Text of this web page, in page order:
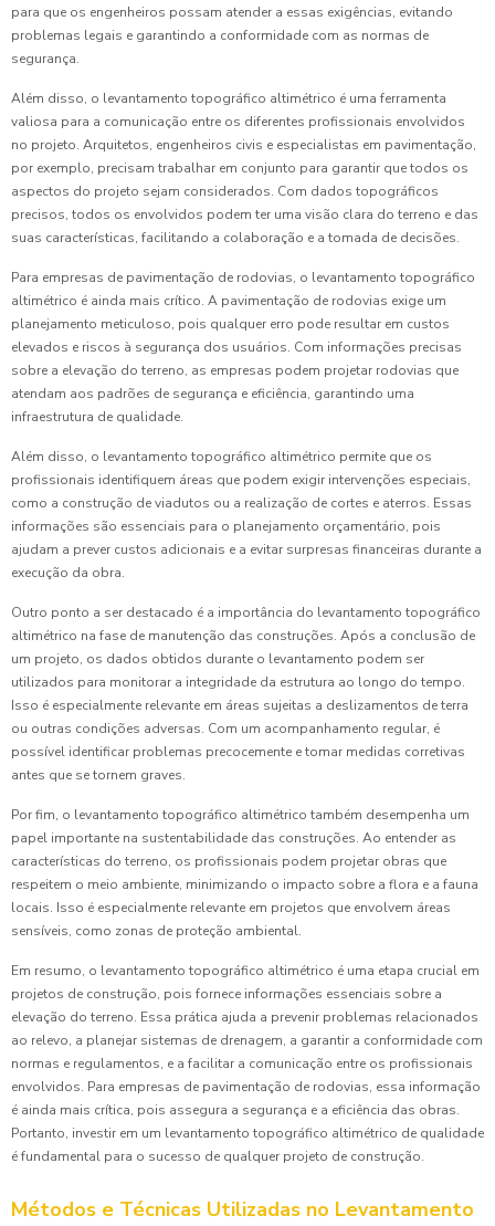
para que os engenheiros possam atender a essas exigências, evitando
problemas legais e garantindo a conformidade com as normas de
segurança.
Além disso, o levantamento topográfico altimétrico é uma ferramenta
valiosa para a comunicação entre os diferentes profissionais envolvidos
no projeto. Arquitetos, engenheiros civis e especialistas em pavimentação,
por exemplo, precisam trabalhar em conjunto para garantir que todos os
aspectos do projeto sejam considerados. Com dados topográficos
precisos, todos os envolvidos podem ter uma visão clara do terreno e das
suas características, facilitando a colaboração e a tomada de decisões.
Para empresas de pavimentação de rodovias, o levantamento topográfico
altimétrico é ainda mais crítico. A pavimentação de rodovias exige um
planejamento meticuloso, pois qualquer erro pode resultar em custos
elevados e riscos à segurança dos usuários. Com informações precisas
sobre a elevação do terreno, as empresas podem projetar rodovias que
atendam aos padrões de segurança e eficiência, garantindo uma
infraestrutura de qualidade.
Além disso, o levantamento topográfico altimétrico permite que os
profissionais identifiquem áreas que podem exigir intervenções especiais,
como a construção de viadutos ou a realização de cortes e aterros. Essas
informações são essenciais para o planejamento orçamentário, pois
ajudam a prever custos adicionais e a evitar surpresas financeiras durante a
execução da obra.
Outro ponto a ser destacado é a importância do levantamento topográfico
altimétrico na fase de manutenção das construções. Após a conclusão de
um projeto, os dados obtidos durante o levantamento podem ser
utilizados para monitorar a integridade da estrutura ao longo do tempo.
Isso é especialmente relevante em áreas sujeitas a deslizamentos de terra
ou outras condições adversas. Com um acompanhamento regular, é
possível identificar problemas precocemente e tomar medidas corretivas
antes que se tornem graves.
Por fim, o levantamento topográfico altimétrico também desempenha um
papel importante na sustentabilidade das construções. Ao entender as
características do terreno, os profissionais podem projetar obras que
respeitem o meio ambiente, minimizando o impacto sobre a flora e a fauna
locais. Isso é especialmente relevante em projetos que envolvem áreas
sensíveis, como zonas de proteção ambiental.
Em resumo, o levantamento topográfico altimétrico é uma etapa crucial em
projetos de construção, pois fornece informações essenciais sobre a
elevação do terreno. Essa prática ajuda a prevenir problemas relacionados
ao relevo, a planejar sistemas de drenagem, a garantir a conformidade com
normas e regulamentos, e a facilitar a comunicação entre os profissionais
envolvidos. Para empresas de pavimentação de rodovias, essa informação
é ainda mais crítica, pois assegura a segurança e a eficiência das obras.
Portanto, investir em um levantamento topográfico altimétrico de qualidade
é fundamental para o sucesso de qualquer projeto de construção.
Métodos e Técnicas Utilizadas no Levantamento